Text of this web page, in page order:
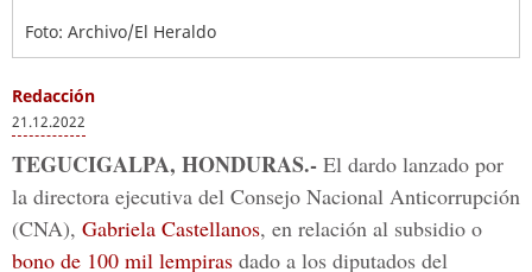
Foto: Archivo/El Heraldo
Redacción
21.12.2022
TEGUCIGALPA, HONDURAS.- El dardo lanzado por
la directora ejecutiva del Consejo Nacional Anticorrupción
(CNA), Gabriela Castellanos, en relación al subsidio o
bono de 100 mil lempiras dado a los diputados del